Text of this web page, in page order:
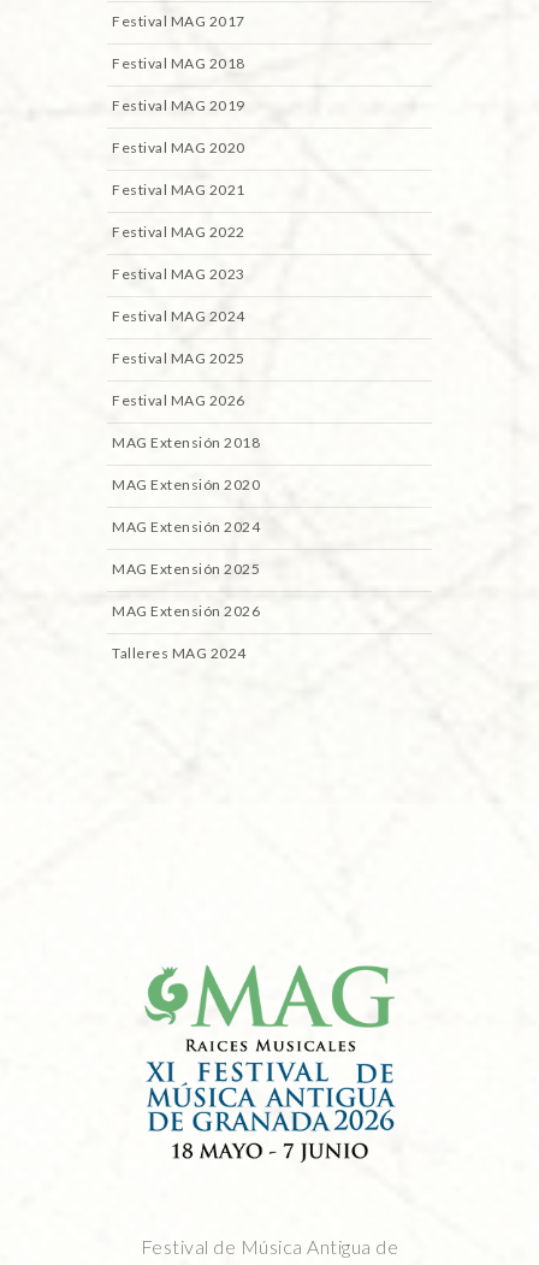
Festival MAG 2017
Festival MAG 2018
Festival MAG 2019
Festival MAG 2020
Festival MAG 2021
Festival MAG 2022
Festival MAG 2023
Festival MAG 2024
Festival MAG 2025
Festival MAG 2026
MAG Extensión 2018
MAG Extensión 2020
MAG Extensión 2024
MAG Extensión 2025
MAG Extensión 2026
Talleres MAG 2024
Festival de Música Antigua de